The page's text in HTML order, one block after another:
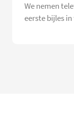
We nemen
eerste bijles